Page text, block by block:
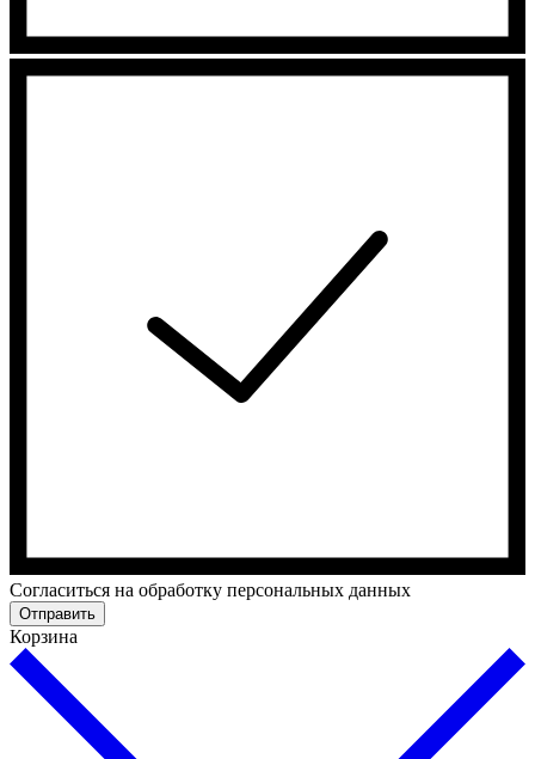
Cогласиться на обработку персональных данных
Отправить
Корзина